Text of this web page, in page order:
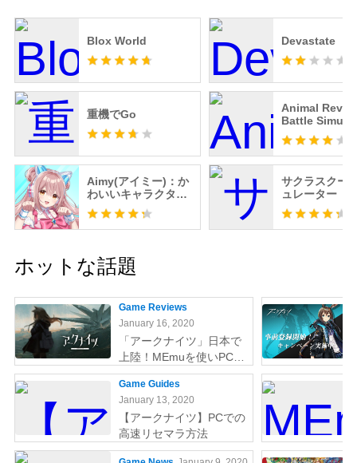
Blox World Devastate
重機でGo
Animal Revolt
Battle
Aimy(アイミー)：か
わいいキャラクター
とイチャイチャ生活
サクラスクー
ュレーター
ホットな話題
Game Reviews
January 16, 2020
「アークナイツ」日本で
上陸！MEmuを使いPCで
やりましょう
Game Guides
January 13, 2020
【アークナイツ】PCでの
高速リセマラ方法